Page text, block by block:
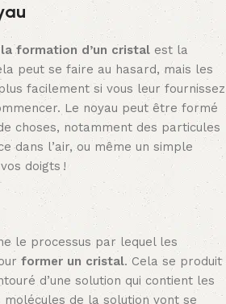
formation d’un cristal est la
peut se faire au hasard, mais les
facilement si vous leur fournissez
Le noyau peut être formé
choses, notamment des particules
dans l’air, ou même un simple
doigts !
le processus par lequel les
former un cristal. Cela se produit
d’une solution qui contient les
molécules de la solution vont se